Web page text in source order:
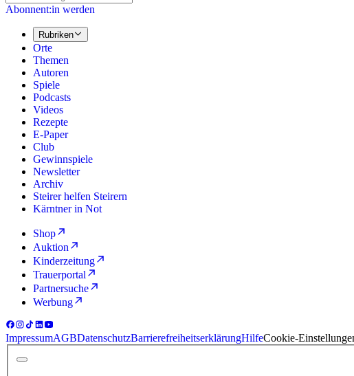
Abonnent:in werden
Rubriken
Orte
Themen
Autoren
Spiele
Podcasts
Videos
Rezepte
E-Paper
Club
Gewinnspiele
Newsletter
Archiv
Steirer helfen Steirern
Kärntner in Not
Shop
Auktion
Kinderzeitung
Trauerportal
Partnersuche
Werbung
ImpressumAGBDatenschutzBarrierefreiheitserklärungHilfeCookie-